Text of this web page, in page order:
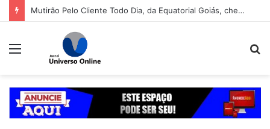
Mutirão Pelo Cliente Todo Dia, da Equatorial Goiás, chega a Goiânia na próxima segunda-feira (10)
Menu